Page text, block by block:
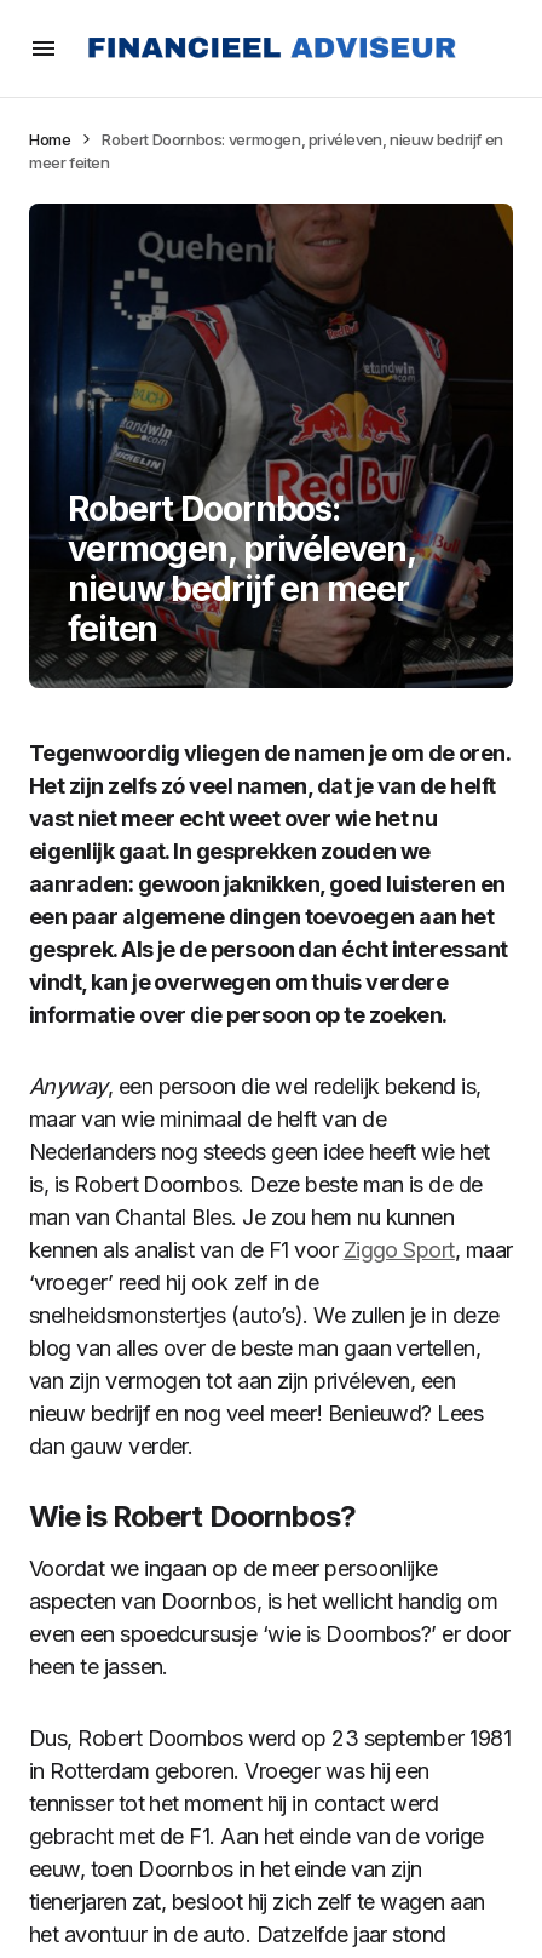
Home
Robert Doornbos: vermogen, privéleven, nieuw bedrijf en
meer feiten
Robert Doornbos:
vermogen, privéleven,
nieuw bedrijf en meer
feiten
Tegenwoordig vliegen de namen je om de oren.
Het zijn zelfs zó veel namen, dat je van de helft
vast niet meer echt weet over wie het nu
eigenlijk gaat. In gesprekken zouden we
aanraden: gewoon jaknikken, goed luisteren en
een paar algemene dingen toevoegen aan het
gesprek. Als je de persoon dan écht interessant
vindt, kan je overwegen om thuis verdere
informatie over die persoon op te zoeken.
Anyway, een persoon die wel redelijk bekend is,
maar van wie minimaal de helft van de
Nederlanders nog steeds geen idee heeft wie het
is, is Robert Doornbos. Deze beste man is de de
man van Chantal Bles. Je zou hem nu kunnen
kennen als analist van de F1 voor Ziggo Sport, maar
‘vroeger’ reed hij ook zelf in de
snelheidsmonstertjes (auto’s). We zullen je in deze
blog van alles over de beste man gaan vertellen,
van zijn vermogen tot aan zijn privéleven, een
nieuw bedrijf en nog veel meer! Benieuwd? Lees
dan gauw verder.
Wie is Robert Doornbos?
Voordat we ingaan op de meer persoonlijke
aspecten van Doornbos, is het wellicht handig om
even een spoedcursusje ‘wie is Doornbos?’ er door
heen te jassen.
Dus, Robert Doornbos werd op 23 september 1981
in Rotterdam geboren. Vroeger was hij een
tennisser tot het moment hij in contact werd
gebracht met de F1. Aan het einde van de vorige
eeuw, toen Doornbos in het einde van zijn
tienerjaren zat, besloot hij zich zelf te wagen aan
het avontuur in de auto. Datzelfde jaar stond